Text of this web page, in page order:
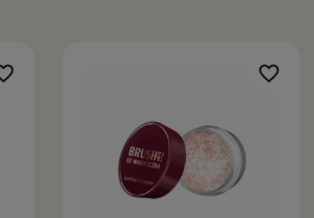
favorite_border